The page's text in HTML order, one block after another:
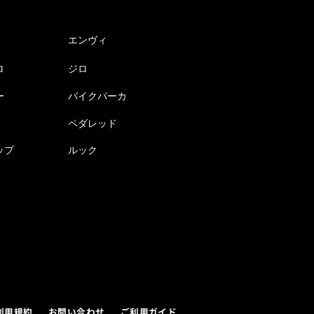
エンヴィ
ジロ
バイクパーカ
ペダレッド
プ ルック